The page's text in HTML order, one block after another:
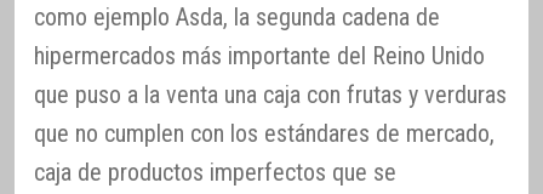
como ejemplo Asda, la segunda cadena de
hipermercados más importante del Reino Unido
que puso a la venta una caja con frutas y verduras
que no cumplen con los estándares de mercado,
caja de productos imperfectos que se